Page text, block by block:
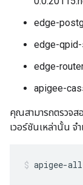
edge-
edge-qpid-
edge-
apigee-
คุณสามารถตรวจส
เวอร์ชันเหล่านั้น จ
apigee-